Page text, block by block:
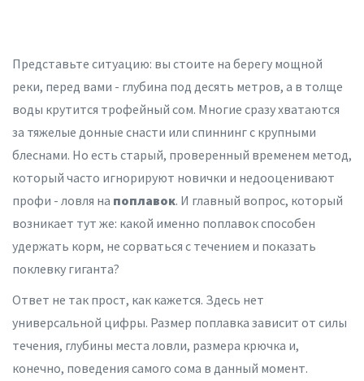
Представьте ситуацию: вы стоите на берегу мощной
реки, перед вами - глубина под десять метров, а в толще
воды крутится трофейный сом. Многие сразу хватаются
за тяжелые донные снасти или спиннинг с крупными
блеснами. Но есть старый, проверенный временем метод,
который часто игнорируют новички и недооценивают
профи - ловля на поплавок. И главный вопрос, который
возникает тут же: какой именно поплавок способен
удержать корм, не сорваться с течением и показать
поклевку гиганта?
Ответ не так прост, как кажется. Здесь нет
универсальной цифры. Размер поплавка зависит от силы
течения, глубины места ловли, размера крючка и,
конечно, поведения самого сома в данный момент.